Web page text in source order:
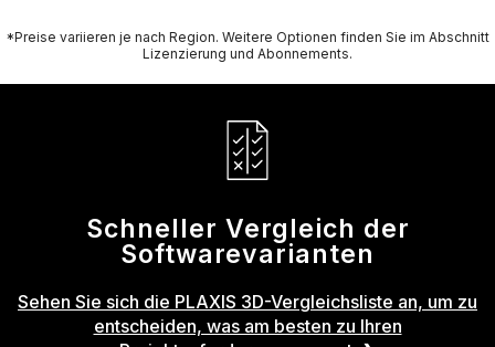
O
*Preise variieren je nach Region. Weitere Optionen finden Sie im Abschnitt
Lizenzierung und Abonnements.
Schneller Vergleich der
Softwarevarianten
Sehen Sie sich die PLAXIS 3D-Vergleichsliste an, um zu
entscheiden, was am besten zu Ihren